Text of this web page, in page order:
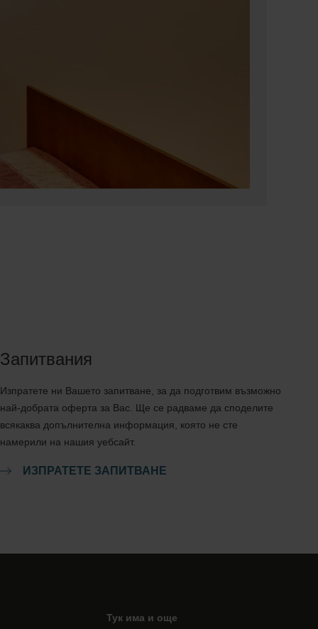
Запитвания
Изпратете ни Вашето запитване, за да подготвим възможно
най-добрата оферта за Вас. Ще се радваме да споделите
всякаква допълнителна информация, която не сте
намерили на нашия уебсайт.
ИЗПРАТЕТЕ ЗАПИТВАНЕ
Тук има и още